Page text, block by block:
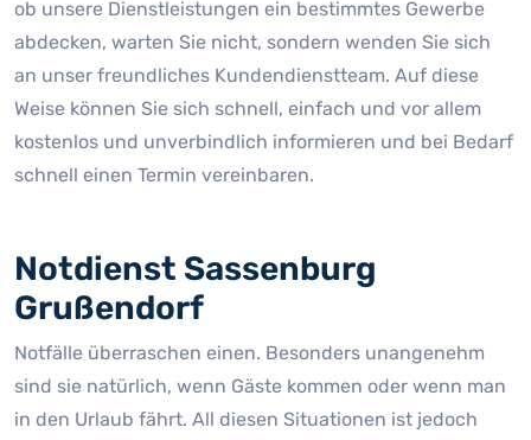
ob unsere Dienstleistungen ein bestimmtes Gewerbe
abdecken, warten Sie nicht, sondern wenden Sie sich
an unser freundliches Kundendienstteam. Auf diese
Weise können Sie sich schnell, einfach und vor allem
kostenlos und unverbindlich informieren und bei Bedarf
schnell einen Termin vereinbaren.
Notdienst Sassenburg
Grußendorf
Notfälle überraschen einen. Besonders unangenehm
sind sie natürlich, wenn Gäste kommen oder wenn man
in den Urlaub fährt. All diesen Situationen ist jedoch